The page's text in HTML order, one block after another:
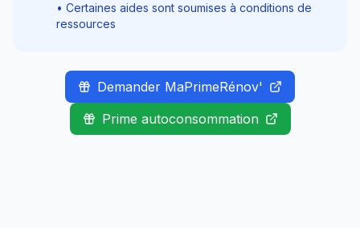
• Certaines aides sont soumises à conditions de
ressources
Demander MaPrimeRénov'
Prime autoconsommation